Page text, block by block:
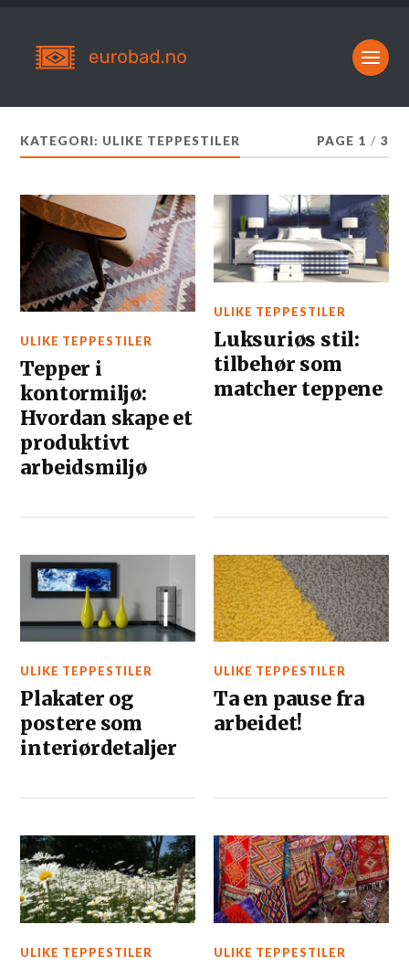
KATEGORI: ULIKE TEPPESTILER PAGE 1 / 3
ULIKE TEPPESTILER
Tepper i
kontormiljø:
Hvordan skape et
produktivt
arbeidsmiljø
ULIKE TEPPESTILER
Luksuriøs stil:
tilbehør som
matcher teppene
ULIKE TEPPESTILER
Plakater og
postere som
interiørdetaljer
ULIKE TEPPESTILER
Ta en pause fra
arbeidet!
ULIKE TEPPESTILER ULIKE TEPPESTILER